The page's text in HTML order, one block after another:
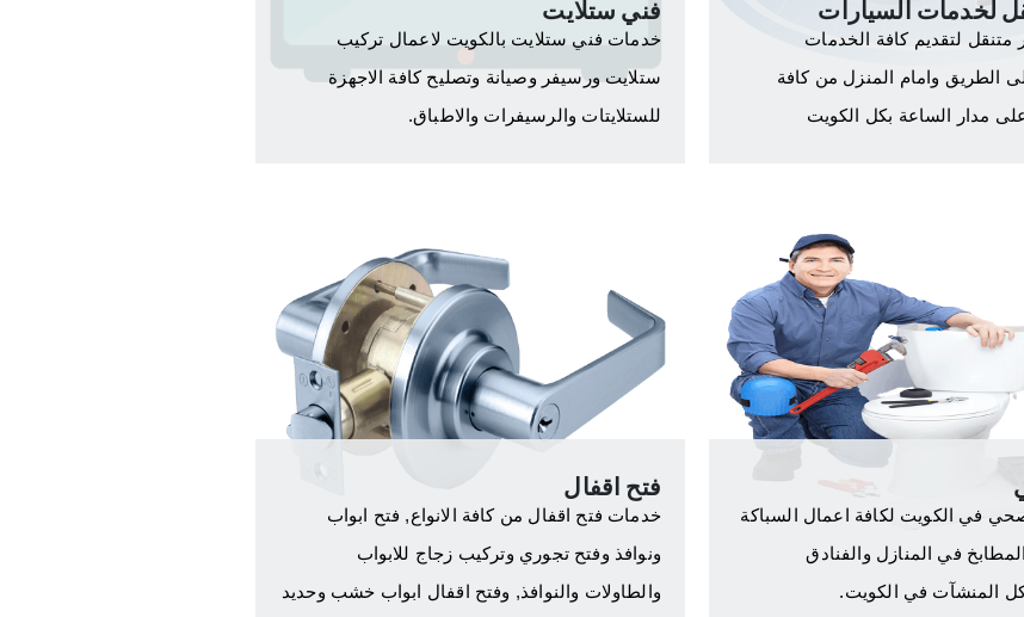
لخدمات السيارات
متنقل لتقديم كافة الخدمات
الطريق وامام المنزل من كافة
مدار الساعة بكل الكويت
فني ستلايت
خدمات فني ستلايت بالكويت لاعمال تركيب
ستلايت ورسيفر وصيانة وتصليح كافة الاجهزة
للستلايتات والرسيفرات والاطباق.
في الكويت لكافة اعمال السباكة
في المنازل والفنادق
المنشآت في الكويت.
فتح اقفال
خدمات فتح اقفال من كافة الانواع, فتح ابواب
ونوافذ وفتح تجوري وتركيب زجاج للابواب
والطاولات والنوافذ, وفتح اقفال ابواب خشب وحديد